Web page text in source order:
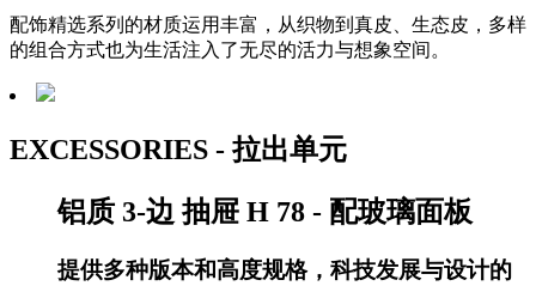
配饰精选系列的材质运用丰富，从织物到真皮、生态皮，多样
的组合方式也为生活注入了无尽的活力与想象空间。
EXCESSORIES - 拉出单元
铝质 3-边 抽屉 H 78 - 配玻璃面板
提供多种版本和高度规格，科技发展与设计的